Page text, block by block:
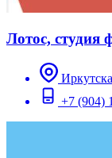
Лотос, студия
+7 (904)